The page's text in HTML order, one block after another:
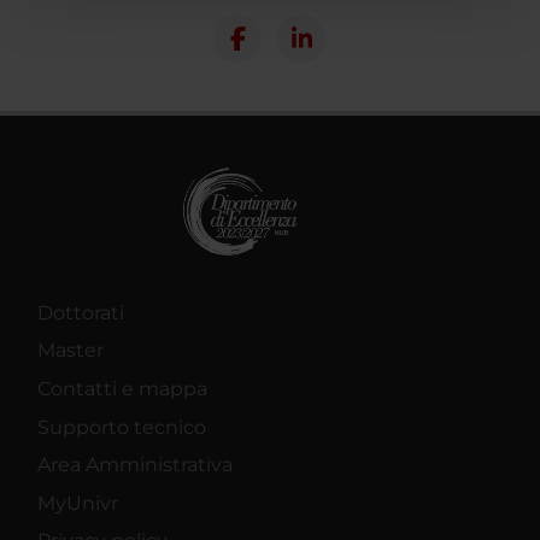
con altre informazioni che hai fornito loro o che hanno
Dottorati
Master
Contatti e mappa
Supporto tecnico
Area Amministrativa
MyUnivr